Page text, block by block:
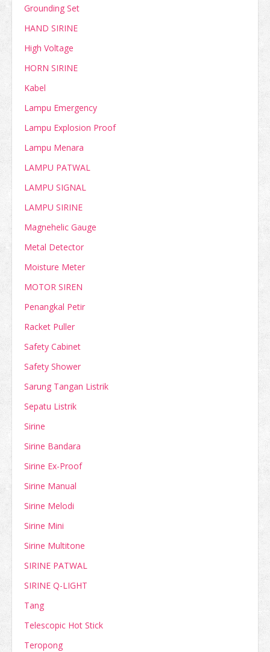
Grounding Set
HAND SIRINE
High Voltage
HORN SIRINE
Kabel
Lampu Emergency
Lampu Explosion Proof
Lampu Menara
LAMPU PATWAL
LAMPU SIGNAL
LAMPU SIRINE
Magnehelic Gauge
Metal Detector
Moisture Meter
MOTOR SIREN
Penangkal Petir
Racket Puller
Safety Cabinet
Safety Shower
Sarung Tangan Listrik
Sepatu Listrik
Sirine
Sirine Bandara
Sirine Ex-Proof
Sirine Manual
Sirine Melodi
Sirine Mini
Sirine Multitone
SIRINE PATWAL
SIRINE Q-LIGHT
Tang
Telescopic Hot Stick
Teropong